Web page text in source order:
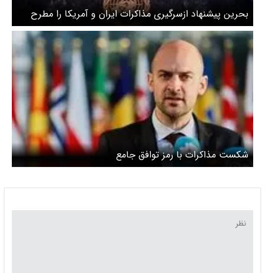
بحرین پیشنهاد ازسرگیری مذاکرات ایران و آمریکا را مطرح
کرد
شکست مذاکرات با رمز توافق جامع